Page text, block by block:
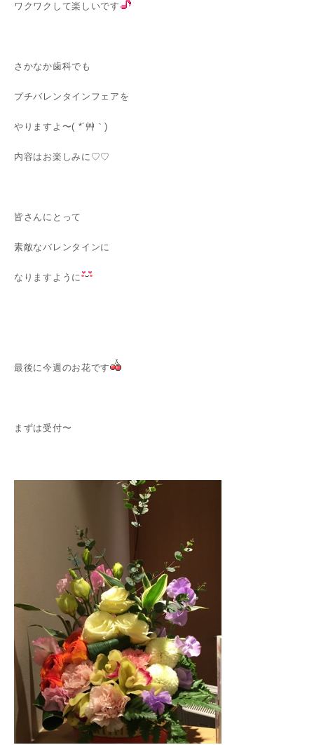
ワクワクして楽しいです
さかなか歯科でも
プチバレンタインフェアを
やりますよ〜( *´艸｀)
内容はお楽しみに♡♡
皆さんにとって
素敵なバレンタインに
なりますように
最後に今週のお花です
まずは受付〜